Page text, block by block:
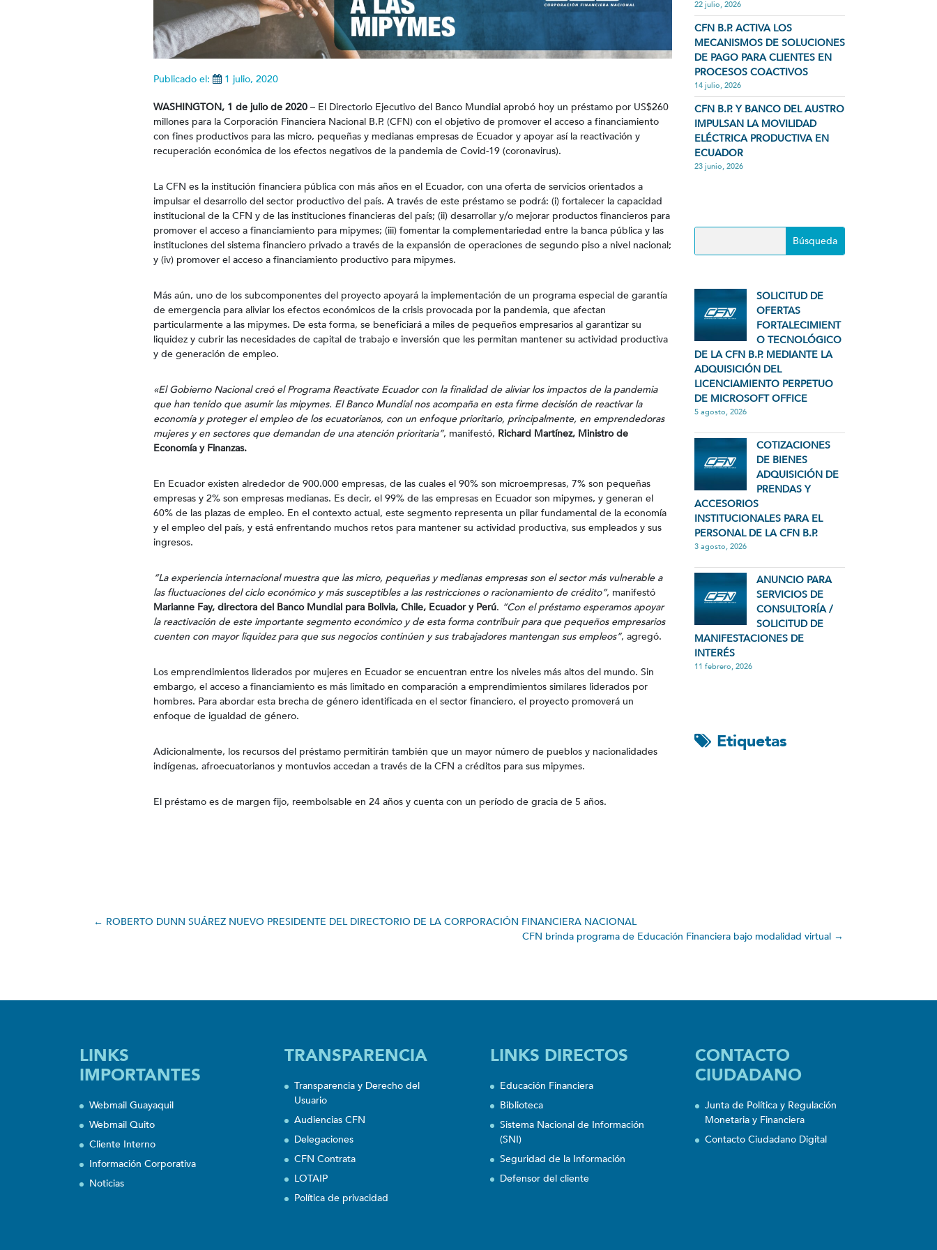
Publicado el: 1 julio, 2020
WASHINGTON, 1 de julio de 2020 – El Directorio Ejecutivo del Banco Mundial aprobó hoy un préstamo por US$260
millones para la Corporación Financiera Nacional B.P. (CFN) con el objetivo de promover el acceso a financiamiento
con fines productivos para las micro, pequeñas y medianas empresas de Ecuador y apoyar así la reactivación y
recuperación económica de los efectos negativos de la pandemia de Covid-19 (coronavirus).
La CFN es la institución financiera pública con más años en el Ecuador, con una oferta de servicios orientados a
impulsar el desarrollo del sector productivo del país. A través de este préstamo se podrá: (i) fortalecer la capacidad
institucional de la CFN y de las instituciones financieras del país; (ii) desarrollar y/o mejorar productos financieros para
promover el acceso a financiamiento para mipymes; (iii) fomentar la complementariedad entre la banca pública y las
instituciones del sistema financiero privado a través de la expansión de operaciones de segundo piso a nivel nacional;
y (iv) promover el acceso a financiamiento productivo para mipymes.
Más aún, uno de los subcomponentes del proyecto apoyará la implementación de un programa especial de garantía
de emergencia para aliviar los efectos económicos de la crisis provocada por la pandemia, que afectan
particularmente a las mipymes. De esta forma, se beneficiará a miles de pequeños empresarios al garantizar su
liquidez y cubrir las necesidades de capital de trabajo e inversión que les permitan mantener su actividad productiva
y de generación de empleo.
«El Gobierno Nacional creó el Programa Reactívate Ecuador con la finalidad de aliviar los impactos de la pandemia
que han tenido que asumir las mipymes. El Banco Mundial nos acompaña en esta firme decisión de reactivar la
economía y proteger el empleo de los ecuatorianos, con un enfoque prioritario, principalmente, en emprendedoras
mujeres y en sectores que demandan de una atención prioritaria”, manifestó, Richard Martínez, Ministro de
Economía y Finanzas.
En Ecuador existen alrededor de 900.000 empresas, de las cuales el 90% son microempresas, 7% son pequeñas
empresas y 2% son empresas medianas. Es decir, el 99% de las empresas en Ecuador son mipymes, y generan el
60% de las plazas de empleo. En el contexto actual, este segmento representa un pilar fundamental de la economía
y el empleo del país, y está enfrentando muchos retos para mantener su actividad productiva, sus empleados y sus
ingresos.
“La experiencia internacional muestra que las micro, pequeñas y medianas empresas son el sector más vulnerable a
las fluctuaciones del ciclo económico y más susceptibles a las restricciones o racionamiento de crédito”, manifestó
Marianne Fay, directora del Banco Mundial para Bolivia, Chile, Ecuador y Perú. “Con el préstamo esperamos apoyar
la reactivación de este importante segmento económico y de esta forma contribuir para que pequeños empresarios
cuenten con mayor liquidez para que sus negocios continúen y sus trabajadores mantengan sus empleos”, agregó.
Los emprendimientos liderados por mujeres en Ecuador se encuentran entre los niveles más altos del mundo. Sin
embargo, el acceso a financiamiento es más limitado en comparación a emprendimientos similares liderados por
hombres. Para abordar esta brecha de género identificada en el sector financiero, el proyecto promoverá un
enfoque de igualdad de género.
Adicionalmente, los recursos del préstamo permitirán también que un mayor número de pueblos y nacionalidades
indígenas, afroecuatorianos y montuvios accedan a través de la CFN a créditos para sus mipymes.
El préstamo es de margen fijo, reembolsable en 24 años y cuenta con un período de gracia de 5 años.
22 julio, 2026
CFN B.P. ACTIVA LOS
MECANISMOS DE SOLUCIONES
DE PAGO PARA CLIENTES EN
PROCESOS COACTIVOS
14 julio, 2026
CFN B.P. Y BANCO DEL AUSTRO
IMPULSAN LA MOVILIDAD
ELÉCTRICA PRODUCTIVA EN
ECUADOR
23 junio, 2026
SOLICITUD DE
OFERTAS
FORTALECIMIENT
O TECNOLÓGICO
DE LA CFN B.P. MEDIANTE LA
ADQUISICIÓN DEL
LICENCIAMIENTO PERPETUO
DE MICROSOFT OFFICE
5 agosto, 2026
COTIZACIONES
DE BIENES
ADQUISICIÓN DE
PRENDAS Y
ACCESORIOS
INSTITUCIONALES PARA EL
PERSONAL DE LA CFN B.P.
3 agosto, 2026
ANUNCIO PARA
SERVICIOS DE
CONSULTORÍA /
SOLICITUD DE
MANIFESTACIONES DE
INTERÉS
11 febrero, 2026
Etiquetas
← ROBERTO DUNN SUÁREZ NUEVO PRESIDENTE DEL DIRECTORIO DE LA CORPORACIÓN FINANCIERA NACIONAL
CFN brinda programa de Educación Financiera bajo modalidad virtual→
LINKS
IMPORTANTES
Webmail Guayaquil
Webmail Quito
Cliente Interno
Información Corporativa
Noticias
TRANSPARENCIA
Transparencia y Derecho del
Usuario
Audiencias CFN
Delegaciones
CFN Contrata
LOTAIP
Política de privacidad
LINKS DIRECTOS
Educación Financiera
Biblioteca
Sistema Nacional de Información
(SNI)
Seguridad de la Información
Defensor del cliente
CONTACTO
CIUDADANO
Junta de Política y Regulación
Monetaria y Financiera
Contacto Ciudadano Digital